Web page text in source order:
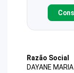
Razão Social
DAYANE